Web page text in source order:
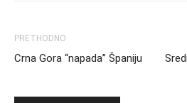
PRETHODNO
Crna Gora “napada” Španiju